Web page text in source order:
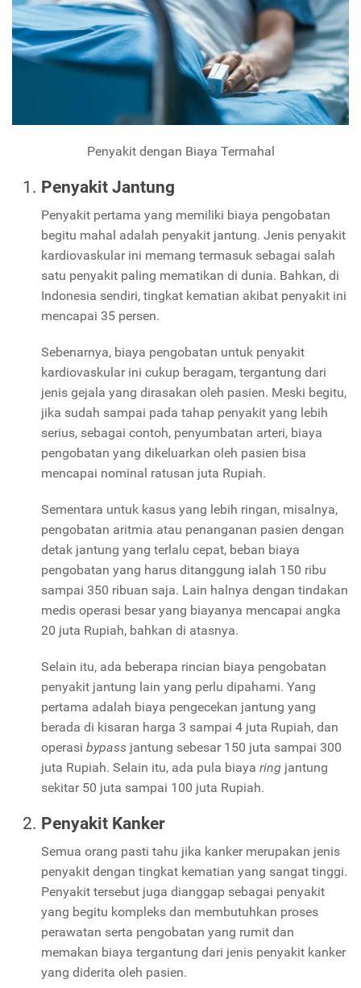
Penyakit dengan Biaya Termahal
Penyakit Jantung
Penyakit pertama yang memiliki biaya pengobatan
begitu mahal adalah penyakit jantung. Jenis penyakit
kardiovaskular ini memang termasuk sebagai salah
satu penyakit paling mematikan di dunia. Bahkan, di
Indonesia sendiri, tingkat kematian akibat penyakit ini
mencapai 35 persen.
Sebenarnya, biaya pengobatan untuk penyakit
kardiovaskular ini cukup beragam, tergantung dari
jenis gejala yang dirasakan oleh pasien. Meski begitu,
jika sudah sampai pada tahap penyakit yang lebih
serius, sebagai contoh, penyumbatan arteri, biaya
pengobatan yang dikeluarkan oleh pasien bisa
mencapai nominal ratusan juta Rupiah.
Sementara untuk kasus yang lebih ringan, misalnya,
pengobatan aritmia atau penanganan pasien dengan
detak jantung yang terlalu cepat, beban biaya
pengobatan yang harus ditanggung ialah 150 ribu
sampai 350 ribuan saja. Lain halnya dengan tindakan
medis operasi besar yang biayanya mencapai angka
20 juta Rupiah, bahkan di atasnya.
Selain itu, ada beberapa rincian biaya pengobatan
penyakit jantung lain yang perlu dipahami. Yang
pertama adalah biaya pengecekan jantung yang
berada di kisaran harga 3 sampai 4 juta Rupiah, dan
operasi bypass jantung sebesar 150 juta sampai 300
juta Rupiah. Selain itu, ada pula biaya ring jantung
sekitar 50 juta sampai 100 juta Rupiah.
Penyakit Kanker
Semua orang pasti tahu jika kanker merupakan jenis
penyakit dengan tingkat kematian yang sangat tinggi.
Penyakit tersebut juga dianggap sebagai penyakit
yang begitu kompleks dan membutuhkan proses
perawatan serta pengobatan yang rumit dan
memakan biaya tergantung dari jenis penyakit kanker
yang diderita oleh pasien.